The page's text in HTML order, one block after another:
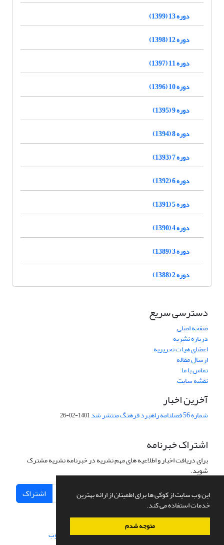
این وب سایت از کوکی ها برای اطمینان از ارائه بهترین
خدمات استفاده می کند.
متوجه شدم
دوره 13 (1399)
دوره 12 (1398)
دوره 11 (1397)
دوره 10 (1396)
دوره 9 (1395)
دوره 8 (1394)
دوره 7 (1393)
دوره 6 (1392)
دوره 5 (1391)
دوره 4 (1390)
دوره 3 (1389)
دوره 2 (1388)
دسترسی سریع
صفحه اصلی
درباره نشریه
اعضای هیات تحریریه
ارسال مقاله
تماس با ما
نقشه سایت
آخرین اخبار
شماره 56 فصلنامه راهبرد فرهنگ منتشر شد 1401-02-26
اشتراک خبرنامه
برای دریافت اخبار و اطلاعیه های مهم نشریه در خبرنامه نشریه مشترک
شوید.
اشتراک
سامانه مدیریت نشریات علمی.طراحی و پیاده سازی از سیناوب